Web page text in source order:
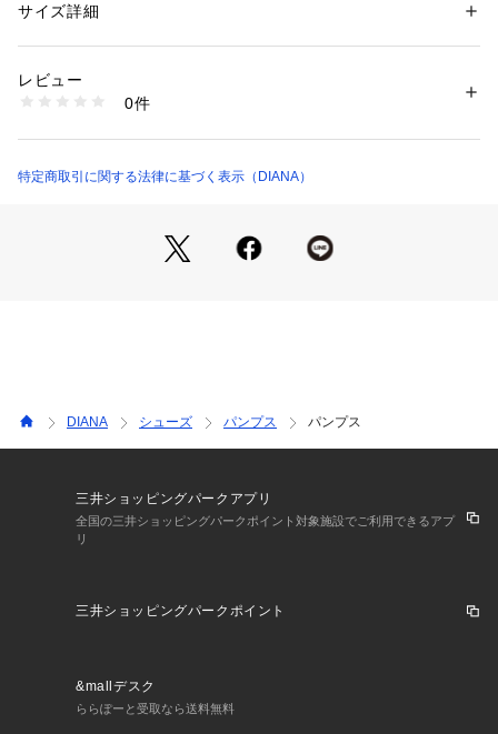
商品番号：
サイズ詳細
レビュー
0件
特定商取引に関する法律に基づく表示（DIANA）
DIANA シューズ パンプス パンプス
三井ショッピングパークアプリ
全国の三井ショッピングパークポイント対象施設でご利用できるアプ
リ
三井ショッピングパークポイント
&mallデスク
ららぽーと受取なら送料無料